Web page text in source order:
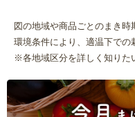
図の地域や商品ごとのまき時
環境条件により、適温下での
※各地域区分を詳しく知りた